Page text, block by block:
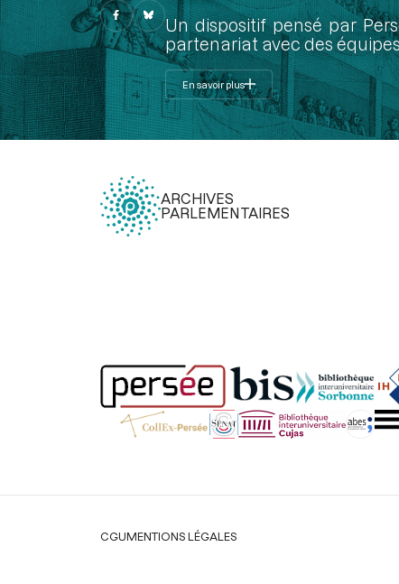
Un dispositif pensé par
partenariat avec des
En savoir plus
ARCHIVES
PARLEMENTAIRES
Légal
CGUMENTIONS LÉGALES